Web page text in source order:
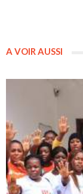
A VOIR AUSSI